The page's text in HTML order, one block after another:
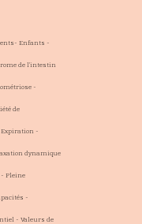
Enfants -
de l'intestin
-
de
-
dynamique
Pleine
-
- Valeurs de